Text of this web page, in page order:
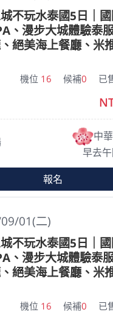
不玩水泰國5日｜
、漫步大城體驗泰
絕美海上餐廳、米
機位 16 候補0 已
中
早去
報名
01(二)
不玩水泰國5日｜
、漫步大城體驗泰
絕美海上餐廳、米
機位 16 候補0 已